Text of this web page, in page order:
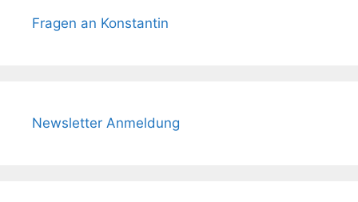
Fragen an Konstantin
Newsletter Anmeldung